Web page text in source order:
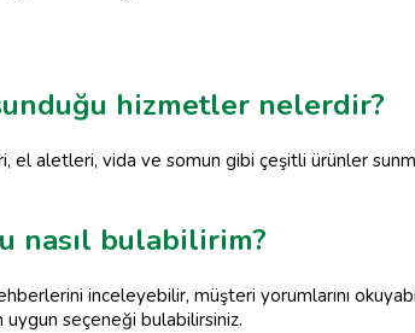
hizmetler nelerdir?
aletleri, vida ve somun gibi çeşitli ürünler
nasıl bulabilirim?
inceleyebilir, müşteri yorumlarını
uygun seçeneği bulabilirsiniz.